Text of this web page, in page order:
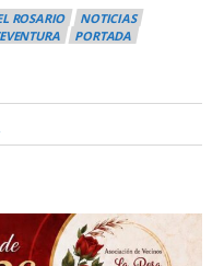
ROSARIO
NOTICIAS
PORTADA